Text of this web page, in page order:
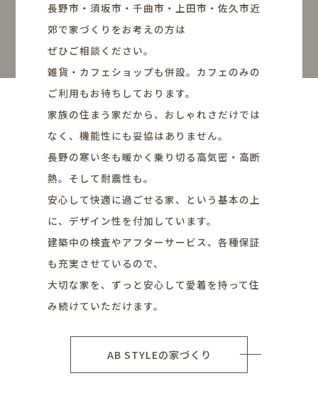
長野市・須坂市・千曲市・上田市・佐久市近
郊で家づくりをお考えの方は
ぜひご相談ください。
雑貨・カフェショップも併設。カフェのみの
ご利用もお待ちしております。
家族の住まう家だから、おしゃれさだけでは
なく、機能性にも妥協はありません。
長野の寒い冬も暖かく乗り切る高気密・高断
熱。そして耐震性も。
安心して快適に過ごせる家、という基本の上
に、デザイン性を付加しています。
建築中の検査やアフターサービス、各種保証
も充実させているので、
大切な家を、ずっと安心して愛着を持って住
み続けていただけます。
AB STYLEの家づくり